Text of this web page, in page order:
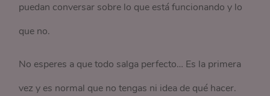
puedan conversar sobre lo que está funcionando y lo
que no.
No esperes a que todo salga perfecto… Es la primera
vez y es normal que no tengas ni idea de qué hacer.